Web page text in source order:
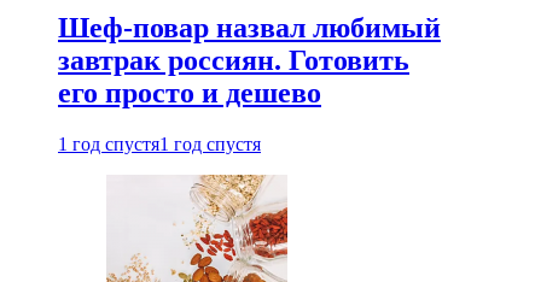
Шеф-повар назвал любимый
завтрак россиян. Готовить
его просто и дешево
1 год спустя1 год спустя